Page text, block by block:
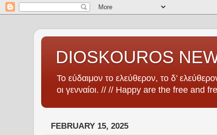
DIOSKOUROS
Το εύδαιμον το ελεύθερον, το δ’
οι γενναίοι. // // Happy are the free and
FEBRUARY 15, 2025